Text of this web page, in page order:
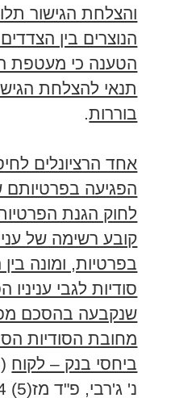
והצלחת הגישור
הנוצרים בין
הטענה כי מעטפת
תנאי להצלחת
בוררות.
אחד הרציונלים
קובע רשימה של
בפרטיות, ומונה
סודיות לגבי
שנקבעה בהסכם
מחובת הסודיות
ביחסי בנק – לקוח
נ' ג'רבי, פ"ד מז(5) 764 (1993)).